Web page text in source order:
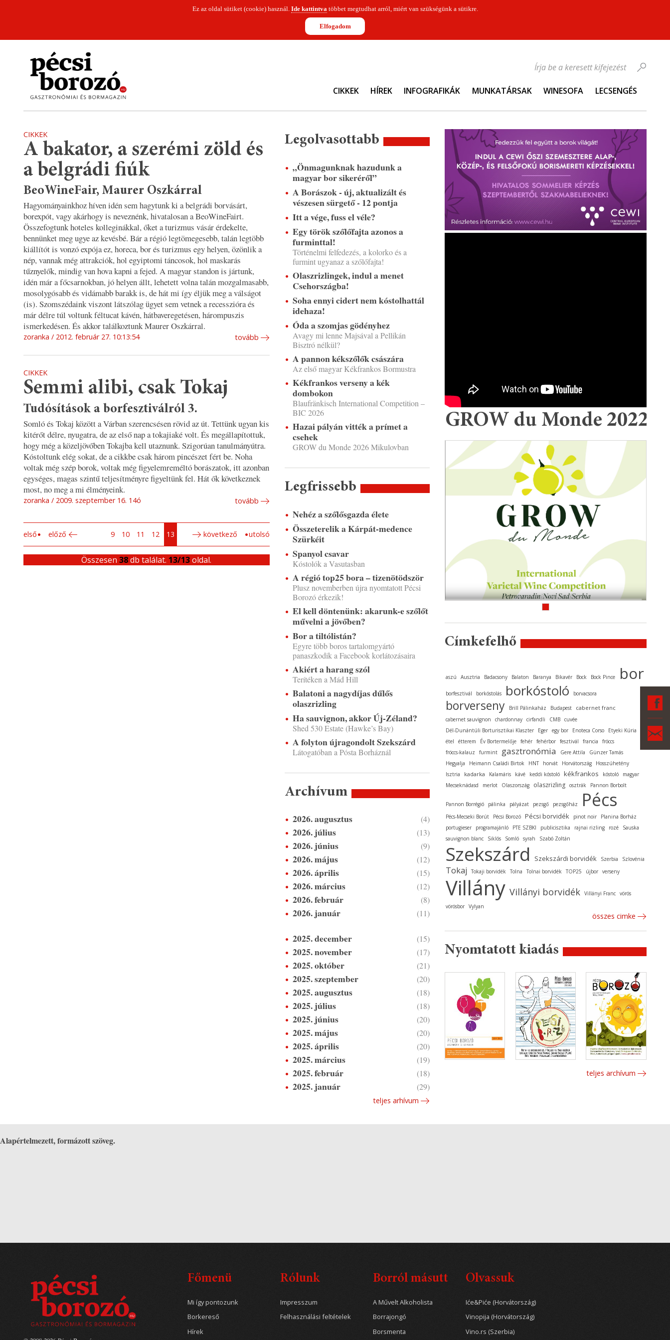
Ez az oldal sütiket (cookie) használ. Ide kattintvatöbbet megtudhat arról, miért van szükségünk a sütikre.
Elfogadom
CIKKEK HÍREK INFOGRAFIKÁK MUNKATÁRSAK WINESOFA LECSENGÉS
Írja be a keresett kifejezést
CIKKEK
A bakator, a szerémi zöld és
a belgrádi fiúk
BeoWineFair, Maurer Oszkárral
Hagyományainkhoz híven idén sem hagytunk ki a belgrádi borvásárt,
borexpót, vagy akárhogy is neveznénk, hivatalosan a BeoWineFairt.
Összefogtunk hoteles kolleginákkal, őket a turizmus vásár érdekelte,
bennünket meg ugye az kevésbé. Bár a régió legtömegesebb, talán legtöbb
kiállítót is vonzó expója ez, horeca, bor és turizmus egy helyen, özönlik a
nép, vannak még attrakciók, hol egyiptomi táncosok, hol maskarás
tűznyelők, mindig van hova kapni a fejed. A magyar standon is jártunk,
idén már a főcsarnokban, jó helyen állt, lehetett volna talán mozgalmasabb,
mosolygósabb és vidámabb barakk is, de hát mi így éljük meg a válságot
(is). Szomszédaink viszont látszólag ügyet sem vetnek a recesszióra és
már délre túl voltunk féltucat kávén, hátbaveregetésen, hárompuszis
ismerkedésen. És akkor találkoztunk Maurer Oszkárral.
zoranka 2012. február 27. 10:13:54 tovább
CIKKEK
Semmi alibi, csak Tokaj
Tudósítások a borfesztiválról 3.
Somló és Tokaj között a Várban szerencsésen rövid az út. Tettünk ugyan kis
kitérőt délre, nyugatra, de az első nap a tokajiaké volt. És megállapítottuk,
hogy még a közeljövőben Tokajba kell utaznunk. Szigorúan tanulmányútra.
Kóstoltunk elég sokat, de a cikkbe csak három pincészet fért be. Noha
voltak még szép borok, voltak még figyelemreméltó borászatok, itt azonban
egységes, magas szintű teljesítményre figyeltünk fel. Hát ők következnek
most, no meg a mi élményeink.
zoranka 2009. szeptember 16. 14ó tovább
első előző 9 10 11 12 13 következő utolsó
Összesen38db találat. 13/13oldal.
Legolvasottabb
„Önmagunknak hazudunk a
magyar bor sikeréről”
A Borászok - új, aktualizált és
vészesen sürgető - 12 pontja
Itt a vége, fuss el véle?
Egy török szőlőfajta azonos a
furminttal!
Történelmi felfedezés, a kolorko és a
furmint ugyanaz a szőlőfajta!
Olaszrizlingek, indul a menet
Csehországba!
Soha ennyi cidert nem kóstolhattál
idehaza!
Óda a szomjas gödényhez
Avagy mi lenne Majsával a Pellikán
Bisztró nélkül?
A pannon kékszőlők császára
Az első magyar Kékfrankos Bormustra
Kékfrankos verseny a kék
dombokon
Blaufränkisch International Competition –
BIC 2026
Hazai pályán vitték a prímet a
csehek
GROW du Monde 2026 Mikulovban
Legfrissebb
Nehéz a szőlősgazda élete
Összeterelik a Kárpát-medence
Szürkéit
Spanyol csavar
Kóstolók a Vasutasban
A régió top25 bora – tizenötödször
Plusz novemberben újra nyomtatott Pécsi
Borozó érkezik!
El kell döntenünk: akarunk-e szőlőt
művelni a jövőben?
Bor a tiltólistán?
Egyre több boros tartalomgyártó
panaszkodik a Facebook korlátozásaira
Akiért a harang szól
Terítéken a Mád Hill
Balatoni a nagydíjas dűlős
olaszrizling
Ha sauvignon, akkor Új-Zéland?
Shed 530 Estate (Hawke’s Bay)
A folyton újragondolt Szekszárd
Látogatóban a Pósta Borháznál
Archívum
2026. augusztus (4)
2026. július (13)
2026. június (9)
2026. május (12)
2026. április (15)
2026. március (12)
2026. február (8)
2026. január (11)
2025. december (15)
2025. november (17)
2025. október (21)
2025. szeptember (20)
2025. augusztus (18)
2025. július (18)
2025. június (20)
2025. május (20)
2025. április (20)
2025. március (19)
2025. február (18)
2025. január (29)
teljes arhívum
GROW du Monde 2022
Címkefelhő
aszú Ausztria Badacsony Balaton Baranya Bikavér Bock Bock Pince bor
borfesztivál borkóstolás borkóstoló borvacsora
borverseny Brill Pálinkaház Budapest cabernet franc
cabernet sauvignon chardonnay cirfandli CMB cuvée
Dél-Dunántúli Borturisztikai Klaszter
Eger egy bor Enoteca Corso
Etyeki Kúria
étel
étterem Év Bortermelője fehér fehérbor fesztivál francia
fröccs
fröccs-kalauz
furmint gasztronómia Gere Attila
Günzer Tamás
Hegyalja
Heimann Családi Birtok HNT horvát Horvátország
Hosszúhetény
Isztria
kadarka Kalamáris kávé keddi kóstoló kékfrankos kóstoló
magyar
Mecseknádasd
merlot Olaszország olaszrizling osztrák Pannon Borbolt
Pannon Borrégió pálinka pályázat pezsgő pezsgőház Pécs
Pécs-Mecseki Borút Pécsi Borozó Pécsi borvidék pinot noir
Planina Borház
portugieser
programajánló PTE SZBKI publicisztika rajnai rizling rozé
Sauska
sauvignon blanc
Siklós Somló syrah Szabó Zoltán
Szekszárd Szekszárdi borvidék Szerbia Szlovénia
Tokaj Tokaji borvidék Tolna Tolnai borvidék TOP25 újbor verseny
Villány Villányi borvidék Villányi Franc vörös
vörösbor Vylyan
összes cimke
Nyomtatott kiadás
teljes archívum
Alapértelmezett, formázott szöveg.
Főmenü
Mi így pontozunk
Borkereső
Hírek
Rólunk
Impresszum
Felhasználási feltételek
Borról másutt
A Művelt Alkoholista
Borrajongó
Borsmenta
Olvassuk
Iće&Piće (Horvátország)
Vinopija (Horvátország)
Vino.rs (Szerbia)